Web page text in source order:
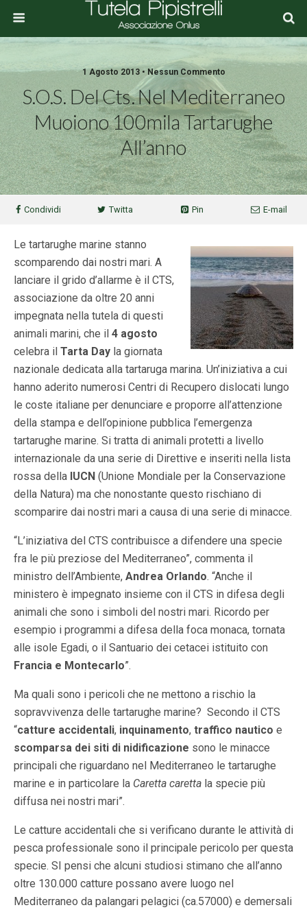
1 Agosto 2013 • Nessun Commento
S.O.S. Del Cts. Nel Mediterraneo
Muoiono 100mila Tartarughe
All’anno
Condividi Twitta Pin E-mail
Le tartarughe marine stanno
scomparendo dai nostri mari. A
lanciare il grido d’allarme è il CTS,
associazione da oltre 20 anni
impegnata nella tutela di questi
animali marini, che il 4 agosto
celebra il Tarta Day la giornata
nazionale dedicata alla tartaruga marina. Un’iniziativa a cui
hanno aderito numerosi Centri di Recupero dislocati lungo
le coste italiane per denunciare e proporre all’attenzione
della stampa e dell’opinione pubblica l’emergenza
tartarughe marine. Si tratta di animali protetti a livello
internazionale da una serie di Direttive e inseriti nella lista
rossa della IUCN (Unione Mondiale per la Conservazione
della Natura) ma che nonostante questo rischiano di
scomparire dai nostri mari a causa di una serie di minacce.
“L’iniziativa del CTS contribuisce a difendere una specie
fra le più preziose del Mediterraneo”, commenta il
ministro dell’Ambiente, Andrea Orlando. “Anche il
ministero è impegnato insieme con il CTS in difesa degli
animali che sono i simboli del nostri mari. Ricordo per
esempio i programmi a difesa della foca monaca, tornata
alle isole Egadi, o il Santuario dei cetacei istituito con
Francia e Montecarlo”.
Ma quali sono i pericoli che ne mettono a rischio la
sopravvivenza delle tartarughe marine? Secondo il CTS
“catture accidentali, inquinamento, traffico nautico e
scomparsa dei siti di nidificazione sono le minacce
principali che riguardano nel Mediterraneo le tartarughe
marine e in particolare la Caretta caretta la specie più
diffusa nei nostri mari”.
Le catture accidentali che si verificano durante le attività di
pesca professionale sono il principale pericolo per questa
specie. SI pensi che alcuni studiosi stimano che all’anno
oltre 130.000 catture possano avere luogo nel
Mediterraneo da palangari pelagici (ca.57000) e demersali